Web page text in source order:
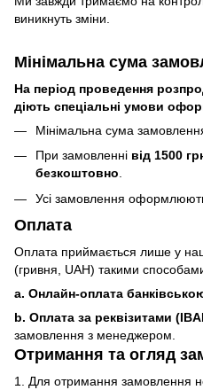
виникнуть зміни.
Мінімальна сума
На період проведення
діють спеціальні умови
Мінімальна сума
При замовленні від 1500
безкоштовно.
Усі замовлення
Оплата
Оплата приймається лише у
(гривня, UAH) такими
a. Онлайн-оплата
b. Оплата за реквізитами
замовлення з менеджером.
Отримання та огляд
1. Для отримання замовлення